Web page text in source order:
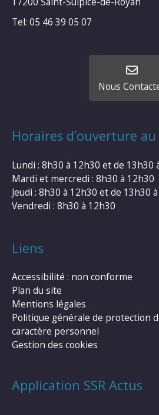
Tel: 05 46 39 05 07
Nous
Horaires d’ouverture
Lundi : 8h30 à 12h30 et de 13h30
Mardi et mercredi : 8h30 à 12h30
Jeudi : 8h30 à 12h30 et de 13h30
Vendredi : 8h30 à 12h30
Liens
Accessibilité : non conforme
Plan du site
Mentions légales
Politique générale de protection
caractère personnel
Gestion des cookies
Application SSR Actus